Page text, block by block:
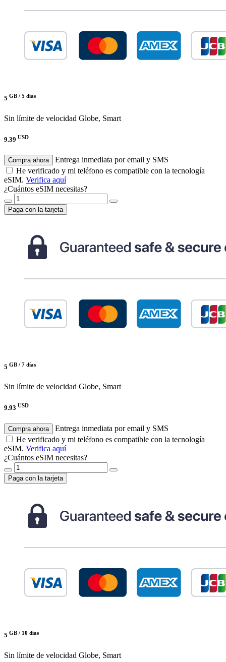
5 GB / 5 días
Sin límite de velocidad Globe, Smart
9.39 USD
Compra ahora
Entrega inmediata por email y SMS
He verificado y mi teléfono es compatible con la tecnología
eSIM. Verifica aquí
¿Cuántos eSIM necesitas?
Paga con la tarjeta
5 GB / 7 días
Sin límite de velocidad Globe, Smart
9.93 USD
Compra ahora
Entrega inmediata por email y SMS
He verificado y mi teléfono es compatible con la tecnología
eSIM. Verifica aquí
¿Cuántos eSIM necesitas?
Paga con la tarjeta
5 GB / 10 días
Sin límite de velocidad Globe, Smart